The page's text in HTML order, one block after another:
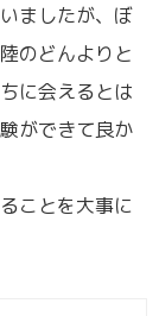
ましたが、ぼ
のどんよりと
に会えるとは
ができて良か
ことを大事に